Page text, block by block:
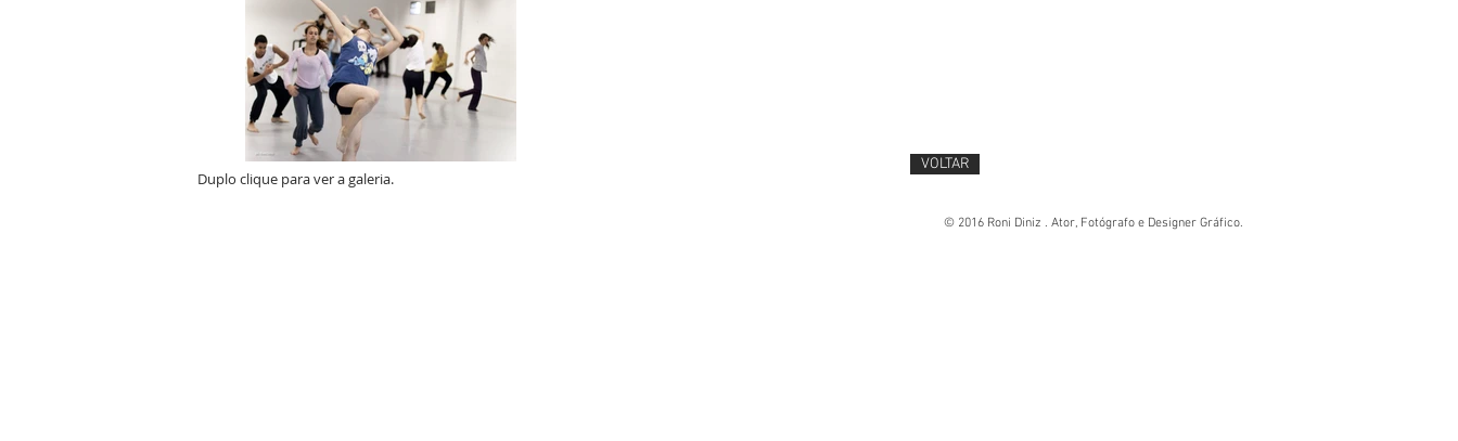
Duplo clique para ver a galeria.
VOLTAR
© 2016 Roni Diniz . Ator, Fotógrafo e Designer Gráfico.